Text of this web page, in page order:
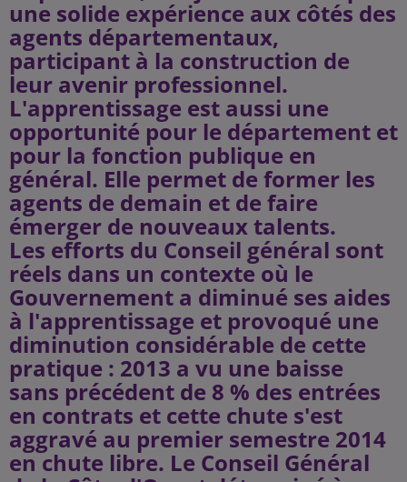
une solide expérience aux côtés des
agents départementaux,
participant à la construction de
leur avenir professionnel.
L'apprentissage est aussi une
opportunité pour le département et
pour la fonction publique en
général. Elle permet de former les
agents de demain et de faire
émerger de nouveaux talents.
Les efforts du Conseil général sont
réels dans un contexte où le
Gouvernement a diminué ses aides
à l'apprentissage et provoqué une
diminution considérable de cette
pratique : 2013 a vu une baisse
sans précédent de 8 % des entrées
en contrats et cette chute s'est
aggravé au premier semestre 2014
en chute libre. Le Conseil Général